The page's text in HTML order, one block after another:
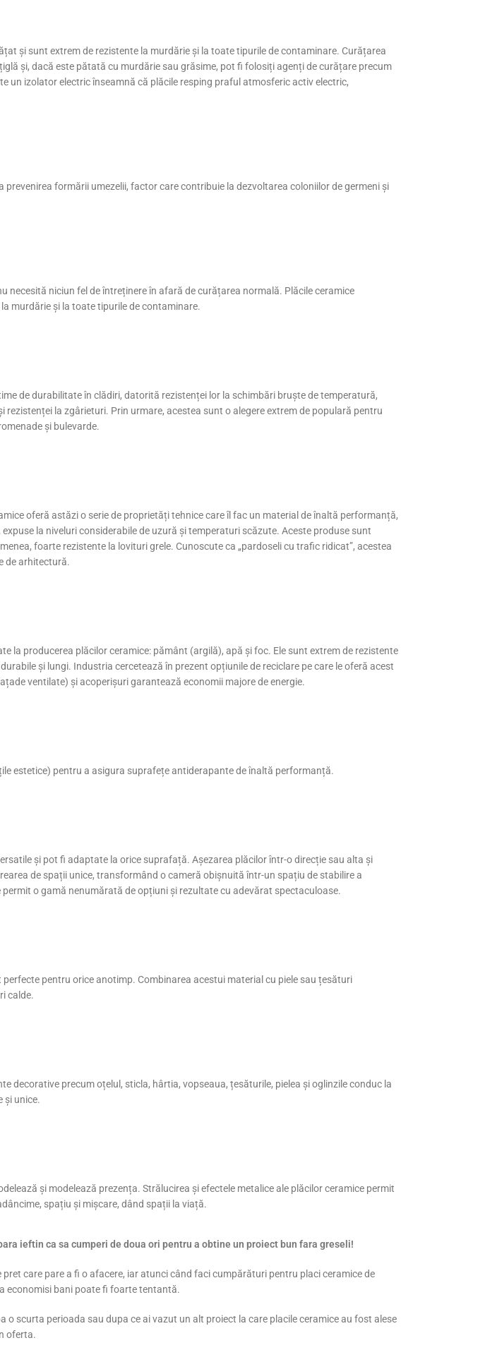
și sunt extrem de rezistente la murdărie și la toate tipurile de contaminare. Curățarea
și, dacă este pătată cu murdărie sau grăsime, pot fi folosiți agenți de curățare precum
un izolator electric înseamnă că plăcile resping praful atmosferic activ electric,
formării umezelii, factor care contribuie la dezvoltarea coloniilor de germeni și
necesită niciun fel de întreținere în afară de curățarea normală. Plăcile ceramice
murdărie și la toate tipurile de contaminare.
de durabilitate în clădiri, datorită rezistenței lor la schimbări bruște de temperatură,
la zgârieturi. Prin urmare, acestea sunt o alegere extrem de populară pentru
și bulevarde.
oferă astăzi o serie de proprietăți tehnice care îl fac un material de înaltă performanță,
la niveluri considerabile de uzură și temperaturi scăzute. Aceste produse sunt
foarte rezistente la lovituri grele. Cunoscute ca „pardoseli cu trafic ridicat”, acestea
de arhitectură.
la producerea plăcilor ceramice: pământ (argilă), apă și foc. Ele sunt extrem de rezistente
și lungi. Industria cercetează în prezent opțiunile de reciclare pe care le oferă acest
ventilate) și acoperișuri garantează economii majore de energie.
estetice) pentru a asigura suprafețe antiderapante de înaltă performanță.
și pot fi adaptate la orice suprafață. Așezarea plăcilor într-o direcție sau alta și
de spații unice, transformând o cameră obișnuită într-un spațiu de stabilire a
o gamă nenumărată de opțiuni și rezultate cu adevărat spectaculoase.
pentru orice anotimp. Combinarea acestui material cu piele sau țesături
calde.
decorative precum oțelul, sticla, hârtia, vopseaua, țesăturile, pielea și oglinzile conduc la
și unice.
și modelează prezența. Strălucirea și efectele metalice ale plăcilor ceramice permit
spațiu și mișcare, dând spații la viață.
ieftin ca sa cumperi de doua ori pentru a obtine un proiect bun fara greseli!
care pare a fi o afacere, iar atunci când faci cumpărături pentru placi ceramice de
economisi bani poate fi foarte tentantă.
o scurta perioada sau dupa ce ai vazut un alt proiect la care placile ceramice au fost alese
oferta.